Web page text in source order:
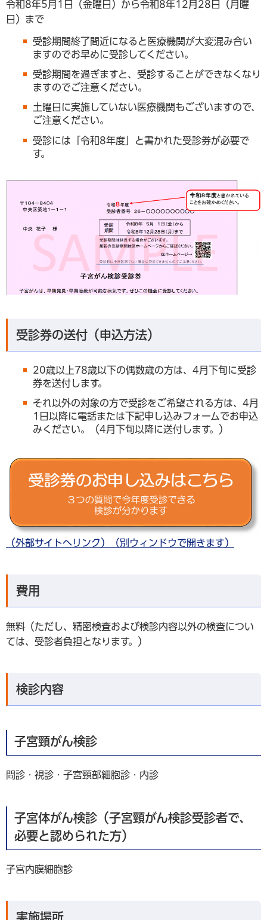
令和8年5月1日（金曜日）から令和8年12月28日（月曜
日）まで
受診期間終了間近になると医療機関が大変混み合い
ますのでお早めに受診してください。
受診期間を過ぎますと、受診することができなくなり
ますのでご注意ください。
土曜日に実施していない医療機関もございますので、
ご注意ください。
受診には「令和8年度」と書かれた受診券が必要で
す。
受診券の送付（申込方法）
20歳以上78歳以下の偶数歳の方は、4月下旬に受診
券を送付します。
それ以外の対象の方で受診をご希望される方は、4月
1日以降に電話または下記申し込みフォームでお申込
みください。（4月下旬以降に送付します。）
（外部サイトへリンク）（別ウィンドウで開きます）
費用
無料（ただし、精密検査および検診内容以外の検査につい
ては、受診者負担となります。）
検診内容
子宮頸がん検診
問診・視診・子宮頸部細胞診・内診
子宮体がん検診（子宮頸がん検診受診者で、
必要と認められた方）
子宮内膜細胞診
実施場所